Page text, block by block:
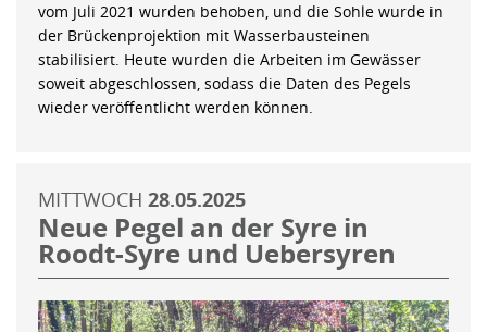
vom Juli 2021 wurden behoben, und die Sohle wurde in
der Brückenprojektion mit Wasserbausteinen
stabilisiert. Heute wurden die Arbeiten im Gewässer
soweit abgeschlossen, sodass die Daten des Pegels
wieder veröffentlicht werden können.
MITTWOCH 28.05.2025
Neue Pegel an der Syre in
Roodt-Syre und Uebersyren